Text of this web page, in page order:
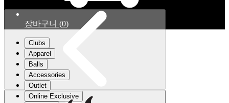
장바구니 (0)
Clubs
Apparel
Balls
Accessories
Outlet
Online Exclusive